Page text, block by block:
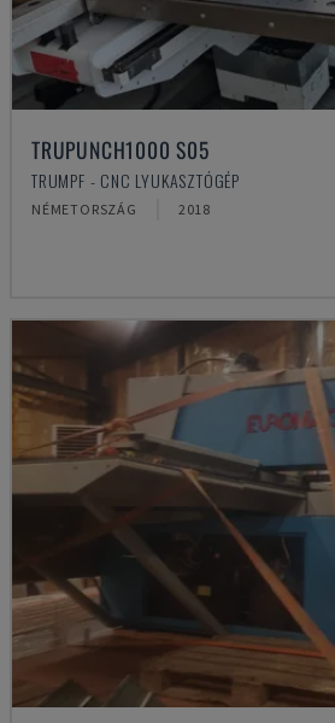
TRUPUNCH1000 S05
TRUMPF - CNC LYUKASZTÓGÉP
NÉMETORSZÁG 2018